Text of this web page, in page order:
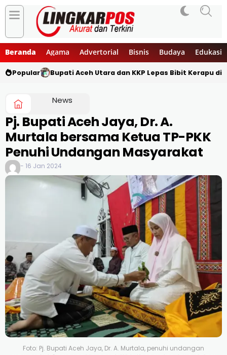
Beranda Agama Advertorial Bisnis Budaya Edukasi
Popular Bupati Aceh Utara dan KKP Lepas Bibit Kerapu di
News
Pj. Bupati Aceh Jaya, Dr. A.
Murtala bersama Ketua TP-PKK
Penuhi Undangan Masyarakat
- 16 Jan 2024
Foto: Pj. Bupati Aceh Jaya, Dr. A. Murtala, penuhi undangan